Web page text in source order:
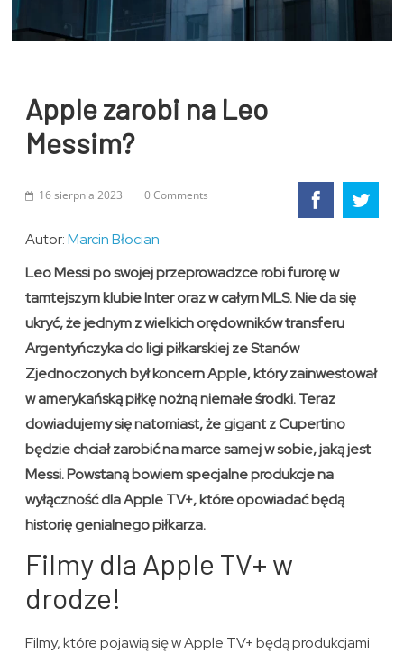
Apple zarobi na Leo
Messim?
16 sierpnia 2023 0 Comments
Autor:Marcin Błocian
Leo Messi po swojej przeprowadzce robi furorę w
tamtejszym klubie Inter oraz w całym MLS. Nie da się
ukryć, że jednym z wielkich orędowników transferu
Argentyńczyka do ligi piłkarskiej ze Stanów
Zjednoczonych był koncern Apple, który zainwestował
w amerykańską piłkę nożną niemałe środki. Teraz
dowiadujemy się natomiast, że gigant z Cupertino
będzie chciał zarobić na marce samej w sobie, jaką jest
Messi. Powstaną bowiem specjalne produkcje na
wyłączność dla Apple TV+, które opowiadać będą
historię genialnego piłkarza.
Filmy dla Apple TV+ w
drodze!
Filmy, które pojawią się w Apple TV+ będą produkcjami